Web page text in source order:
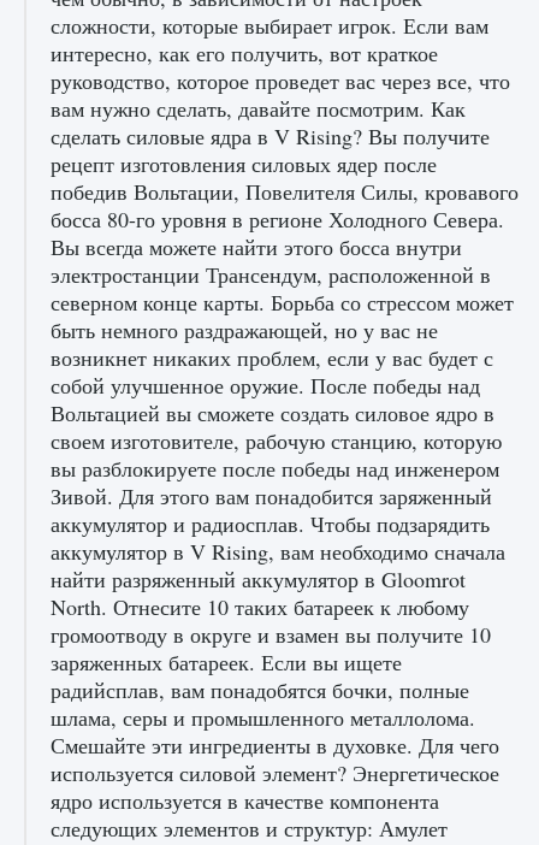
сложности, которые выбирает игрок. Если вам
интересно, как его получить, вот краткое
руководство, которое проведет вас через все, что
вам нужно сделать, давайте посмотрим. Как
сделать силовые ядра в V Rising? Вы получите
рецепт изготовления силовых ядер после
победив Вольтации, Повелителя Силы, кровавого
босса 80-го уровня в регионе Холодного Севера.
Вы всегда можете найти этого босса внутри
электростанции Трансендум, расположенной в
северном конце карты. Борьба со стрессом может
быть немного раздражающей, но у вас не
возникнет никаких проблем, если у вас будет с
собой улучшенное оружие. После победы над
Вольтацией вы сможете создать силовое ядро ​​в
своем изготовителе, рабочую станцию, которую
вы разблокируете после победы над инженером
Зивой. Для этого вам понадобится заряженный
аккумулятор и радиосплав. Чтобы подзарядить
аккумулятор в V Rising, вам необходимо сначала
найти разряженный аккумулятор в Gloomrot
North. Отнесите 10 таких батареек к любому
громоотводу в округе и взамен вы получите 10
заряженных батареек. Если вы ищете
радийсплав, вам понадобятся бочки, полные
шлама, серы и промышленного металлолома.
Смешайте эти ингредиенты в духовке. Для чего
используется силовой элемент? Энергетическое
ядро ​​используется в качестве компонента
следующих элементов и структур: Амулет